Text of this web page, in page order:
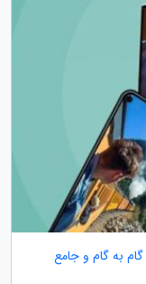
به گام و جامع